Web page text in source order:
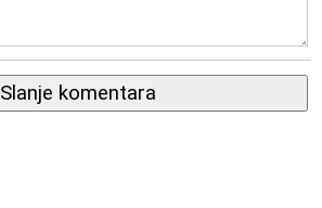
Slanje komentara